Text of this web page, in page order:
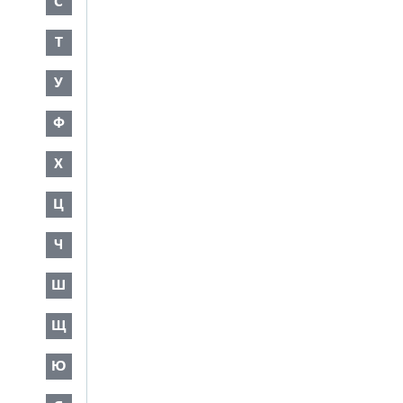
Т
У
Ф
Х
Ц
Ч
Ш
Щ
Ю